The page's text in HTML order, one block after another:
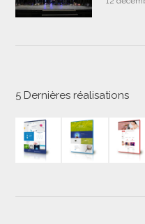
5 Dernières réalisations